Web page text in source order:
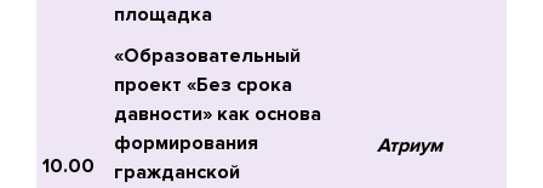
10.00
площадка
«Образовательный
проект «Без срока
давности» как основа
формирования
гражданской
Атриум